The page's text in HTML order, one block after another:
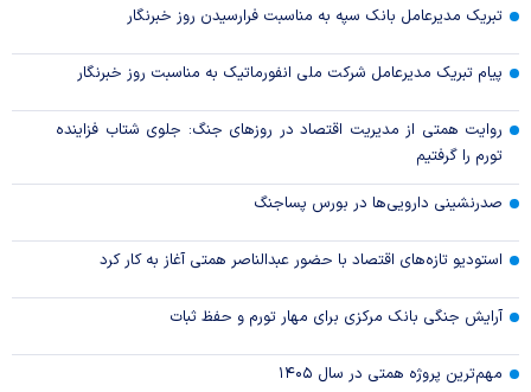
تبریک مدیرعامل بانک سپه به مناسبت فرارسیدن روز خبرنگار
پیام تبریک مدیرعامل شرکت ملی انفورماتیک به مناسبت روز خبرنگار
روایت همتی از مدیریت اقتصاد در روزهای جنگ: جلوی شتاب فزاینده
تورم را گرفتیم
صدرنشینی دارویی‌ها در بورس پساجنگ
استودیو تازه‌های اقتصاد با حضور عبدالناصر همتی آغاز به کار کرد
آرایش جنگی بانک مرکزی برای مهار تورم و حفظ ثبات
مهم‌ترین پروژه همتی در سال ۱۴۰۵